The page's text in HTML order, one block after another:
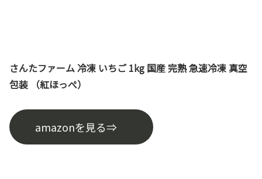
さんたファーム 冷凍 いちご 1kg 国産 完熟 急速冷凍 真空
包装 （紅ほっぺ）
amazonを見る⇒